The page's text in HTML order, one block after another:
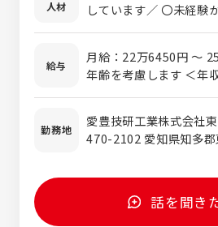
決定します。 ＜担当した製品は…＞ 建物の
骨組や車の部品のプレ
の生活に関連する製品
ています。 ＜入社後は・・・＞ ・安全等の基
見て配置を決定！ ・独
応じてフォローをします ※愛豊技研工業株
人材
しています／ 〇未経験
転勤なく長く地元で働
給与
月給：22万6450円 〜
年齢を考慮します ＜年収例＞ 年収400万円以
勤務地
愛豊技研工業株式会社東浦工場
470-2102 愛知県知多郡
歩10分
話を聞き